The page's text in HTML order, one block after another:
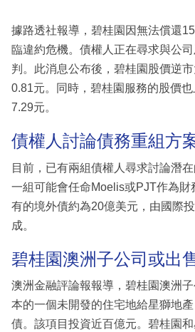
區
據路透社報導，碧桂園因無法償還
臨違約危機。債權人正在尋求與公
判。此消息公布後，碧桂園股價逆
0.81元。同時，碧桂園服務的股價
7.29元。
債權人討論債務重組方
目前，已有兩組債權人尋求討論潛
一組可能會任命Moelis或PJT作為財
有的境外債約為20億美元，由國際
成。
碧桂園澳洲子公司或出
澳洲金融評論報報導，碧桂園澳洲
本的一個未開發的住宅地給星獅地
債。該項目投資近百億元。碧桂園